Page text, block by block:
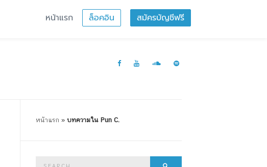
หน้าแรก ล็อคอิน สมัครบัญชีฟรี
หน้าแรก » บทความใน Pun C.